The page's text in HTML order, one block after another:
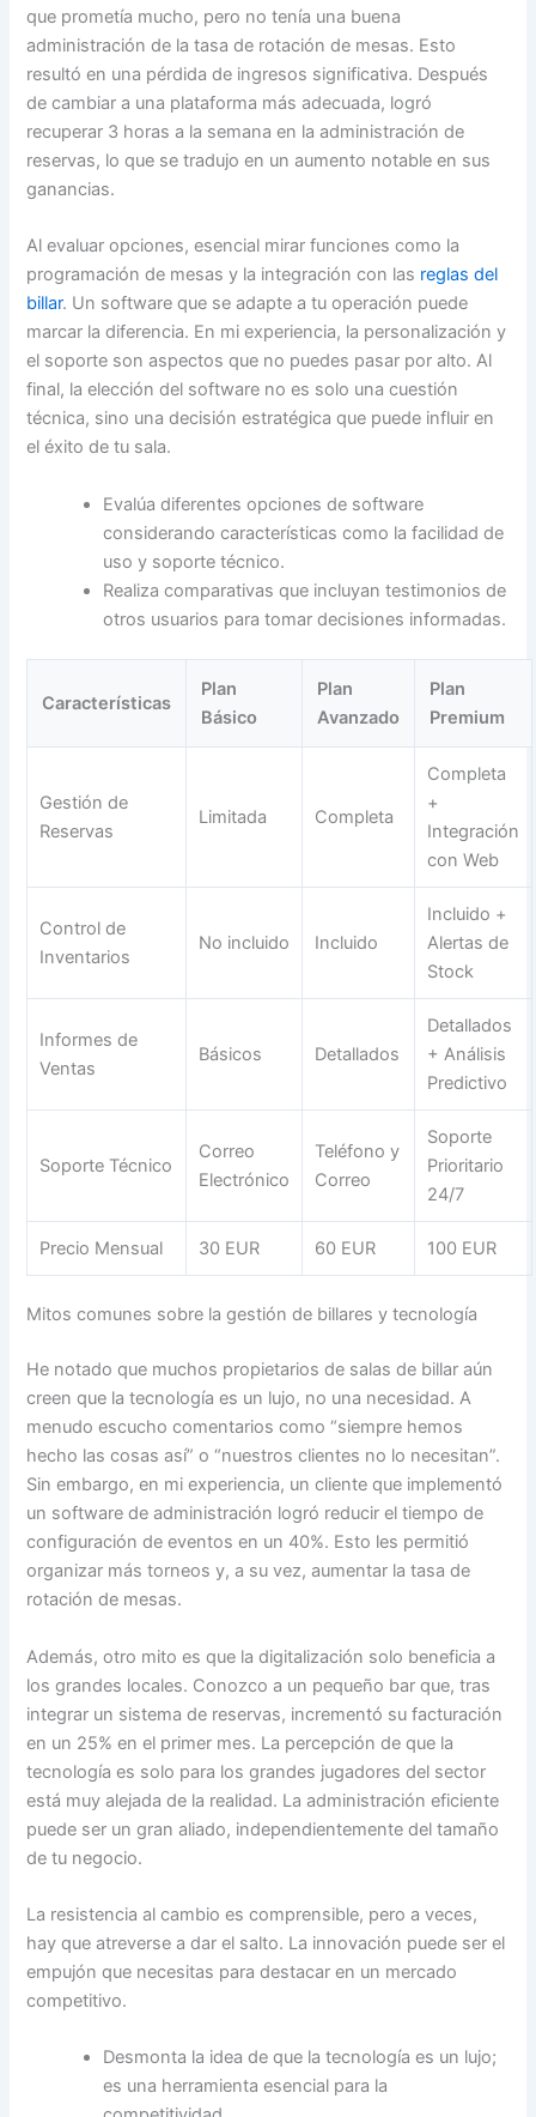
que prometía mucho, pero no tenía una buena
administración de la tasa de rotación de mesas. Esto
resultó en una pérdida de ingresos significativa. Después
de cambiar a una plataforma más adecuada, logró
recuperar 3 horas a la semana en la administración de
reservas, lo que se tradujo en un aumento notable en sus
ganancias.
Al evaluar opciones, esencial mirar funciones como la
programación de mesas y la integración con las reglas del
billar. Un software que se adapte a tu operación puede
marcar la diferencia. En mi experiencia, la personalización y
el soporte son aspectos que no puedes pasar por alto. Al
final, la elección del software no es solo una cuestión
técnica, sino una decisión estratégica que puede influir en
el éxito de tu sala.
Evalúa diferentes opciones de software
considerando características como la facilidad de
uso y soporte técnico.
Realiza comparativas que incluyan testimonios de
otros usuarios para tomar decisiones informadas.
Características
Plan
Básico
Plan
Avanzado
Plan
Premium
Gestión de
Reservas
Limitada Completa
Completa
+
Integración
con Web
Control de
Inventarios
No incluido Incluido
Incluido +
Alertas de
Stock
Informes de
Ventas
Básicos Detallados
Detallados
+ Análisis
Predictivo
Soporte Técnico
Correo
Electrónico
Teléfono y
Correo
Soporte
Prioritario
24/7
Precio Mensual 30 EUR 60 EUR 100 EUR
Mitos comunes sobre la gestión de billares y tecnología
He notado que muchos propietarios de salas de billar aún
creen que la tecnología es un lujo, no una necesidad. A
menudo escucho comentarios como “siempre hemos
hecho las cosas así” o “nuestros clientes no lo necesitan”.
Sin embargo, en mi experiencia, un cliente que implementó
un software de administración logró reducir el tiempo de
configuración de eventos en un 40%. Esto les permitió
organizar más torneos y, a su vez, aumentar la tasa de
rotación de mesas.
Además, otro mito es que la digitalización solo beneficia a
los grandes locales. Conozco a un pequeño bar que, tras
integrar un sistema de reservas, incrementó su facturación
en un 25% en el primer mes. La percepción de que la
tecnología es solo para los grandes jugadores del sector
está muy alejada de la realidad. La administración eficiente
puede ser un gran aliado, independientemente del tamaño
de tu negocio.
La resistencia al cambio es comprensible, pero a veces,
hay que atreverse a dar el salto. La innovación puede ser el
empujón que necesitas para destacar en un mercado
competitivo.
Desmonta la idea de que la tecnología es un lujo;
es una herramienta esencial para la